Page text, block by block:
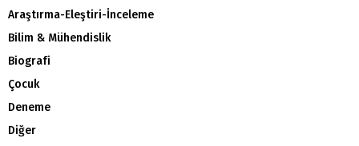
Araştırma-Eleştiri-İnceleme
Bilim & Mühendislik
Biografi
Çocuk
Deneme
Diğer